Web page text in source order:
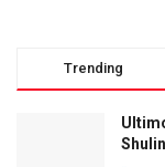
Trending